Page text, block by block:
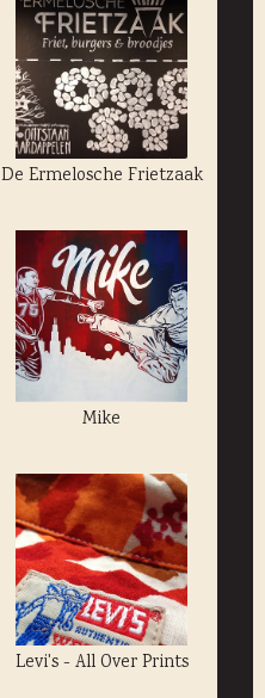
De Ermelosche Frietzaak
Mike
Levi's - All Over Prints